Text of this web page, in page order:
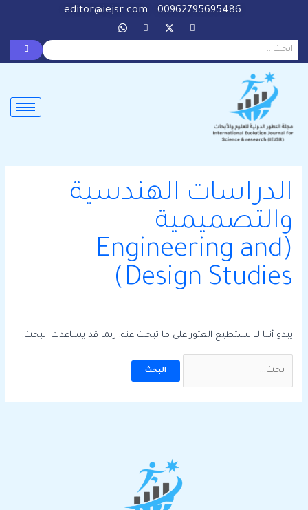
المحتوى
00962795695486
editor@iejsr.com
الدراسات الهندسية
والتصميمية
(Engineering and
Design Studies)
يبدو أننا لا نستطيع العثور على ما تبحث عنه. ربما قد يساعدك البحث.